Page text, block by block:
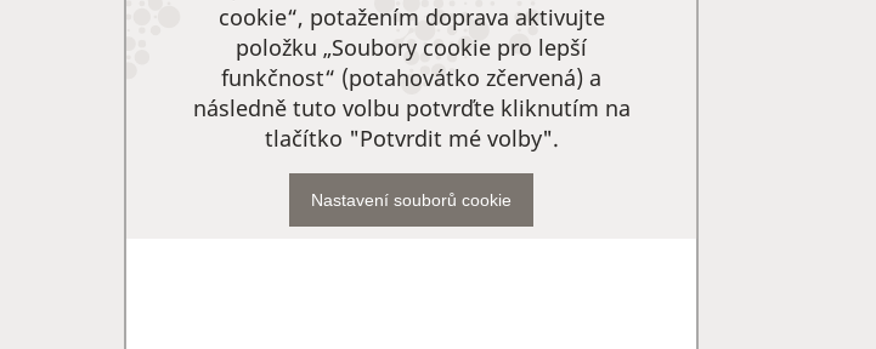
cookie“, potažením doprava aktivujte
položku „Soubory cookie pro lepší
funkčnost“ (potahovátko zčervená) a
následně tuto volbu potvrďte kliknutím na
tlačítko "Potvrdit mé volby".
Nastavení souborů cookie